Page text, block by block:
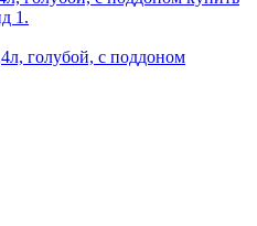
голубой, с поддоном